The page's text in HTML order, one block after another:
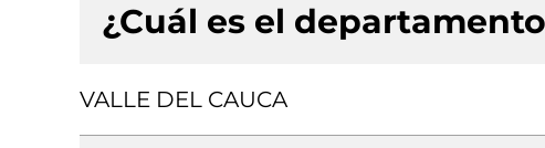
¿Cuál es el
VALLE DEL CAUCA